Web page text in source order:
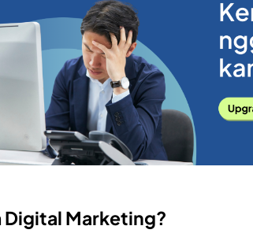
Digital Marketing?